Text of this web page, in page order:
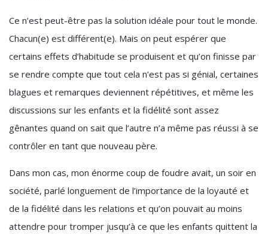
Ce n’est peut-être pas la solution idéale pour tout le monde.
Chacun(e) est différent(e). Mais on peut espérer que
certains effets d’habitude se produisent et qu’on finisse par
se rendre compte que tout cela n’est pas si génial, certaines
blagues et remarques deviennent répétitives, et même les
discussions sur les enfants et la fidélité sont assez
gênantes quand on sait que l’autre n’a même pas réussi à se
contrôler en tant que nouveau père.
Dans mon cas, mon énorme coup de foudre avait, un soir en
société, parlé longuement de l’importance de la loyauté et
de la fidélité dans les relations et qu’on pouvait au moins
attendre pour tromper jusqu’à ce que les enfants quittent la